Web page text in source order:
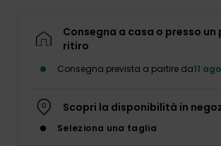
Consegna a casa o presso un
ritiro
Consegna prevista a partire da11
Scopri la disponibilità in
Seleziona una taglia